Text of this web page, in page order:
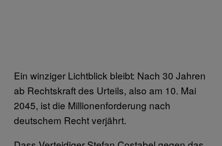
Ein winziger Lichtblick bleibt: Nach 30 Jahren
ab Rechtskraft des Urteils, also am 10. Mai
2045, ist die Millionenforderung nach
deutschem Recht verjährt.